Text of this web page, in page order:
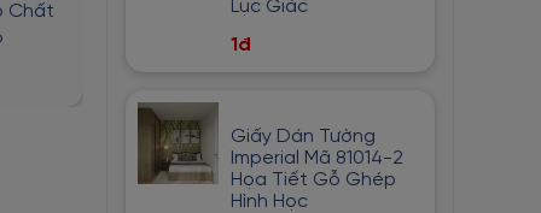
Chất
Classics - M2346 Họa Tiết
Đơn Giản
Lục Giác
1đ
Giấy Dán Tường
Imperial Mã 81014-2
Họa Tiết Gỗ Ghép
Hình Học